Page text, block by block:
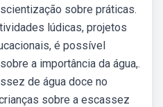
sobre práticas.
lúdicas, projetos
é possível
a importância da água,.
de água doce no
sobre a escassez